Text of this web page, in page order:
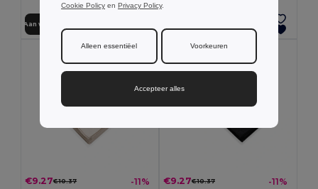
Aan winkelwagen toevoegen
€9.27€10.37 -11% €9.27€10.37 -11%
Cookie Policy en Privacy Policy.
Alleen essentiëel Voorkeuren
Accepteer alles